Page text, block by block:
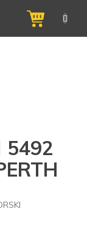
NÁKUPNÍ
KOŠÍK
5492